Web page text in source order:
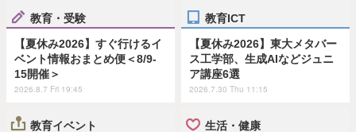
教育・受験
【夏休み2026】すぐ行けるイ
ベント情報おまとめ便＜8/9-
15開催＞
2026.8.7 Fri 19:45
教育ICT
【夏休み2026】東大メタバー
ス工学部、生成AIなどジュニ
ア講座6選
2026.7.30 Thu 11:15
教育イベント 生活・健康